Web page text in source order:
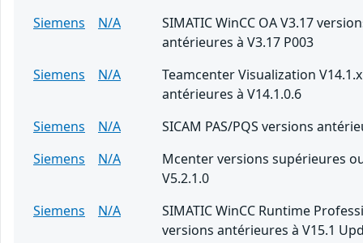
Siemens
N/A
SIMATIC WinCC OA V3.17
antérieures à V3.17 P003
Siemens
N/A
Teamcenter Visualization V14.1.x
antérieures à V14.1.0.6
Siemens
N/A
SICAM PAS/PQS versions
Siemens
N/A
Mcenter versions supérieures
V5.2.1.0
Siemens
N/A
SIMATIC WinCC Runtime
versions antérieures à V15.1